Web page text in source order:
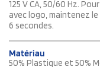
125 V CA, 50/60 Hz.
avec logo, maintenez
6 secondes.
Matériau
50% Plastique et 50%